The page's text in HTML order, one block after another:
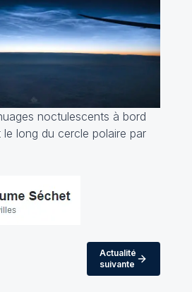
noctulescents à bord
long du cercle polaire par
Actualité
suivante